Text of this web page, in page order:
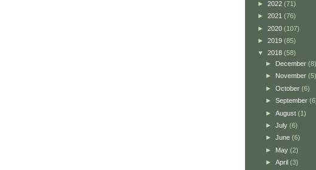
► 2022 (71)
► 2021 (76)
► 2020 (107)
► 2019 (85)
▼ 2018 (58)
► December (8)
► November (5)
► October (6)
► September
► August (1)
► July (6)
► June (6)
► May (2)
► April (3)